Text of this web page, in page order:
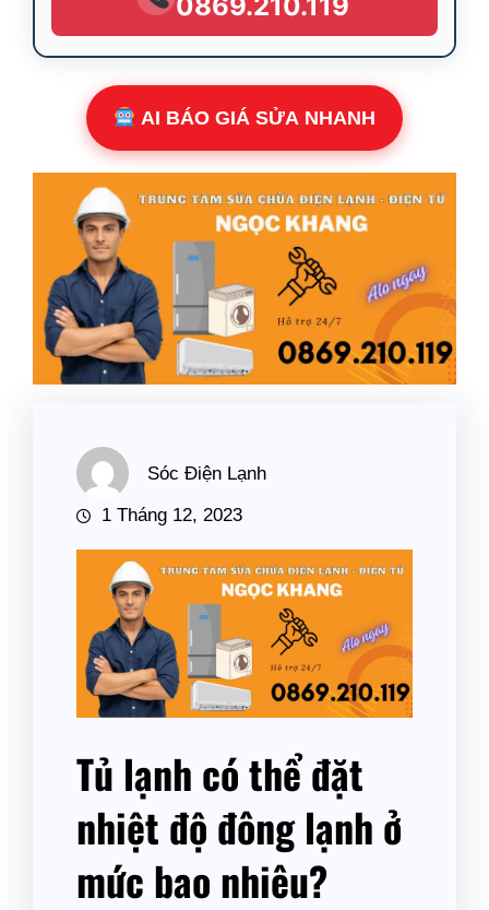
AI BÁO GIÁ SỬA NHANH
Sóc Điện Lạnh
1 Tháng 12, 2023
Tủ lạnh có thể đặt
nhiệt độ đông lạnh ở
mức bao nhiêu?